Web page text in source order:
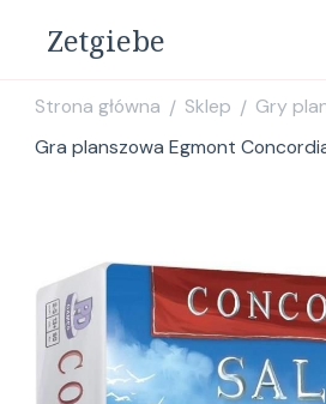
Zetgiebe
Strona główna / Sklep / Gry
Gra planszowa Egmont